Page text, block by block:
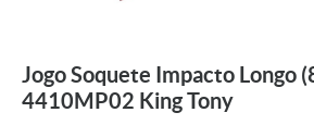
Jogo Soquete Impacto Longo
4410MP02 King Tony